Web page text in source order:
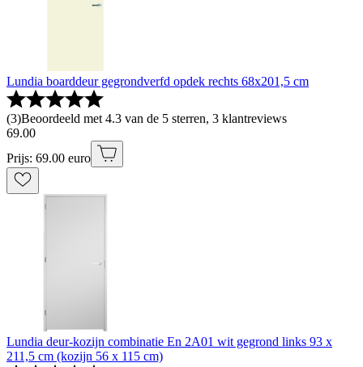
Lundia boarddeur gegrondverfd opdek rechts 68x201,5 cm
(3)Beoordeeld met 4.3 van de 5 sterren, 3 klantreviews
69.00
Prijs: 69.00 euro
Lundia deur-kozijn combinatie En 2A01 wit gegrond links 93 x
211,5 cm (kozijn 56 x 115 cm)